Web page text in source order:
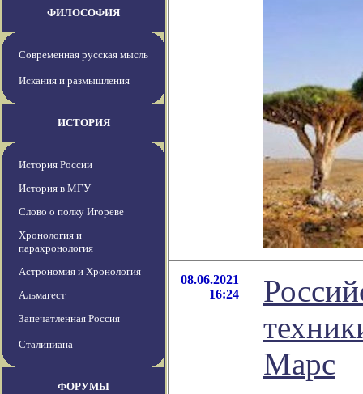
ФИЛОСОФИЯ
Современная русская мысль
Искания и размышления
ИСТОРИЯ
История России
История в МГУ
Слово о полку Игореве
Хронология и
парахронология
Астрономия и Хронология
Альмагест
Запечатленная Россия
Сталиниана
ФОРУМЫ
08.06.2021
16:24
Марс